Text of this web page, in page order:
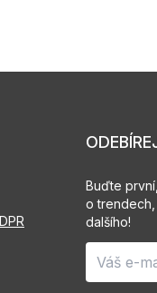
Buďte
o
dalšího!